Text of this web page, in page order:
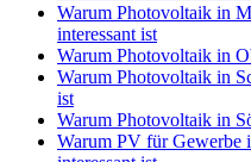
Warum Photovoltaik in
interessant ist
Warum Photovoltaik in
Warum Photovoltaik in
ist
Warum Photovoltaik in
Warum PV für Gewerbe